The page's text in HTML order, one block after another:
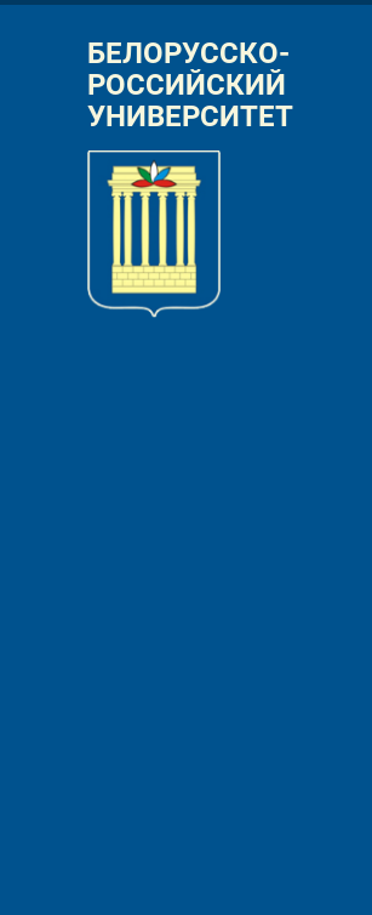
РАЗМЕР ШРИФТА
AA
БЕЛОРУССКО-
РОССИЙСКИЙ
УНИВЕРСИТЕТ